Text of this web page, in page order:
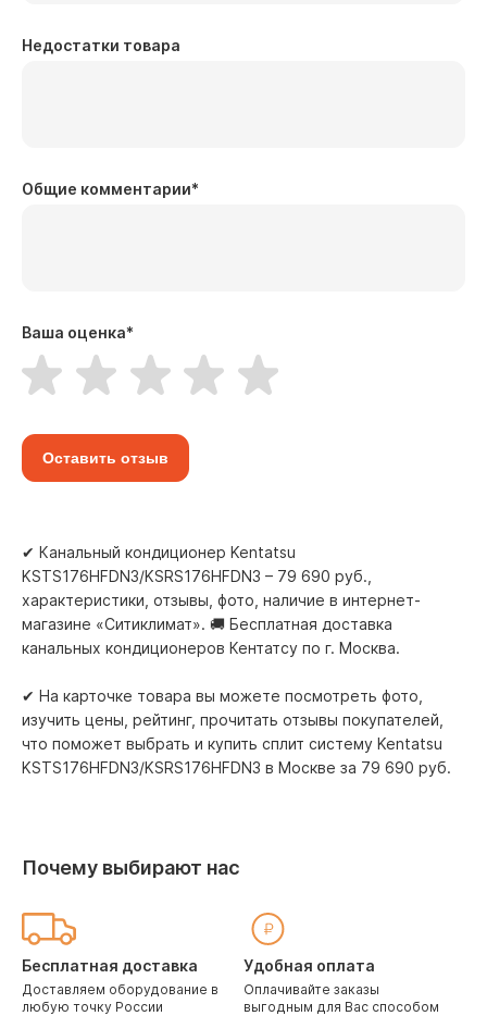
Недостатки товара
Общие комментарии*
Ваша оценка*
Оставить отзыв
✔ Канальный кондиционер Kentatsu
KSTS176HFDN3/KSRS176HFDN3 – 79 690 руб.,
характеристики, отзывы, фото, наличие в интернет-
магазине «Ситиклимат». 🚚 Бесплатная доставка
канальных кондиционеров Кентатсу по г. Москва.
✔ На карточке товара вы можете посмотреть фото,
изучить цены, рейтинг, прочитать отзывы покупателей,
что поможет выбрать и купить сплит систему Kentatsu
KSTS176HFDN3/KSRS176HFDN3 в Москве за 79 690 pуб.
Почему выбирают нас
Бесплатная доставка
Доставляем оборудование в
любую точку России
Удобная оплата
Оплачивайте заказы
выгодным для Вас способом